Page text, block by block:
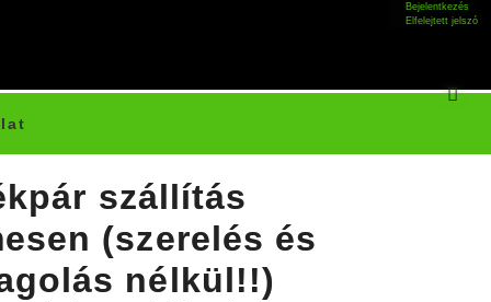
Bejelentkezés
Elfelejtett jelszó
szállítás
(szerelés és
nélkül!!)